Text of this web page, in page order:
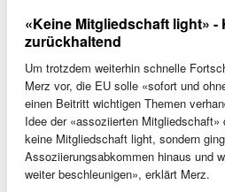
«Keine Mitgliedschaft light»
zurückhaltend
Um trotzdem weiterhin schnelle
Merz vor, die EU solle «sofort und
einen Beitritt wichtigen Themen
Idee der «assoziierten
keine Mitgliedschaft light, sondern
Assoziierungsabkommen hinaus und
weiter beschleunigen», erklärt Merz.